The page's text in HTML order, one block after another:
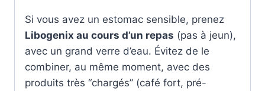
Si vous avez un estomac sensible, prenez
Libogenix au cours d’un repas (pas à jeun),
avec un grand verre d’eau. Évitez de le
combiner, au même moment, avec des
produits très “chargés” (café fort, pré-